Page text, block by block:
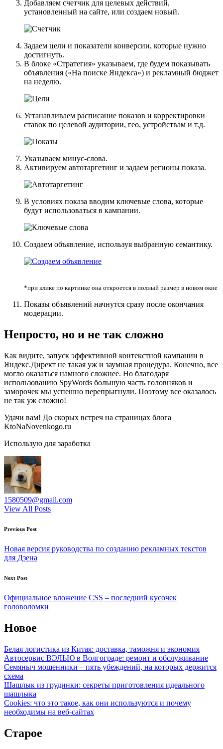
Добавляем счетчик для целевых действий,
установленный на сайте, или создаем новый.
Задаем цели и показатели конверсии, которые нужно
достигнуть.
В блоке «Стратегия» указываем, где будем показывать
объявления («На поиске Яндекса») и рекламный бюджет
на неделю.
Устанавливаем расписание показов и корректировки
ставок по целевой аудитории, гео, устройствам и т.д.
Указываем минус-слова.
Активируем автотаргетинг и задаем регионы показа.
В условиях показа вводим ключевые слова, которые
будут использоваться в кампании.
Создаем объявление, используя выбранную семантику.
*при клике по картинке она откроется в полный размер в новом окне
Показы объявлений начнутся сразу после окончания
модерации.
Непросто, но и не так сложно
Как видите, запуск эффективной контекстной кампании в
Яндекс.Директ не такая уж и заумная процедура. Конечно, все
могло оказаться намного сложнее. Но благодаря
использованию SpyWords большую часть головняков и
заморочек мы успешно перепрыгнули. Поэтому все оказалось
не так уж сложно!
Удачи вам! До скорых встреч на страницах блога
KtoNaNovenkogo.ru
Использую для заработка
1580509@gmail.com
View All Posts
Post
navigation
Previous Post
Новая версия руководства по созданию рекламных текстов
для Дзена
Next Post
Официальное вложение CSS – последний кусочек
головоломки
Новое
Белая логистика из Китая: доставка, таможня и экономия
Автосервис ВЭЛЬЮ в Волгограде: ремонт и обслуживание
Семяныч мошенники – пять убеждений, на которых держится
схема
Шашлык из грудинки: секреты приготовления идеального
шашлыка
Cookies: что это такое, как они используются и почему
необходимы на веб-сайтах
Старое